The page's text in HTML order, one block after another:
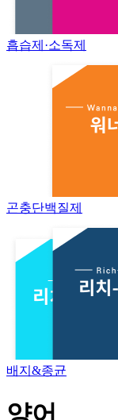
흡습제·소독제
곤충단백질제
배지&종균
양어